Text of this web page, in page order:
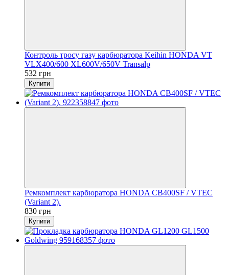
Контроль тросу газу карбюратора Keihin HONDA VT
VLX400/600 XL600V/650V Transalp
532 грн
Купити
Ремкомплект карбюратора HONDA CB400SF / VTEC
(Variant 2).
830 грн
Купити